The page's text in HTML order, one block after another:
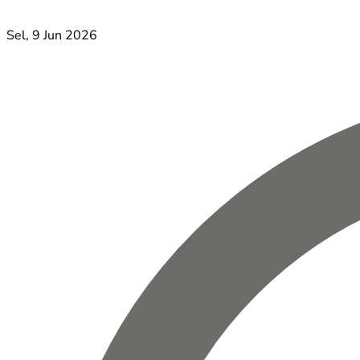
Sel, 9 Jun 2026